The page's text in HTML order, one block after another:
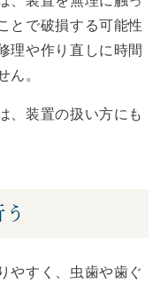
とで破損する可能性
理や作り直しに時間
ん。
、装置の扱い方にも
やすく、虫歯や歯ぐ